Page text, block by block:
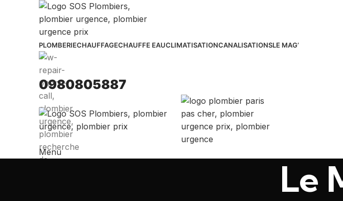
PLOMBERIECHAUFFAGECHAUFFE EAUCLIMATISATIONCANALISATIONSLE MAG’
0980805887
Menu
Le